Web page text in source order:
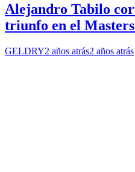
Alejandro Tabilo
triunfo en el
GELDRY2 años atrás2 años atrás